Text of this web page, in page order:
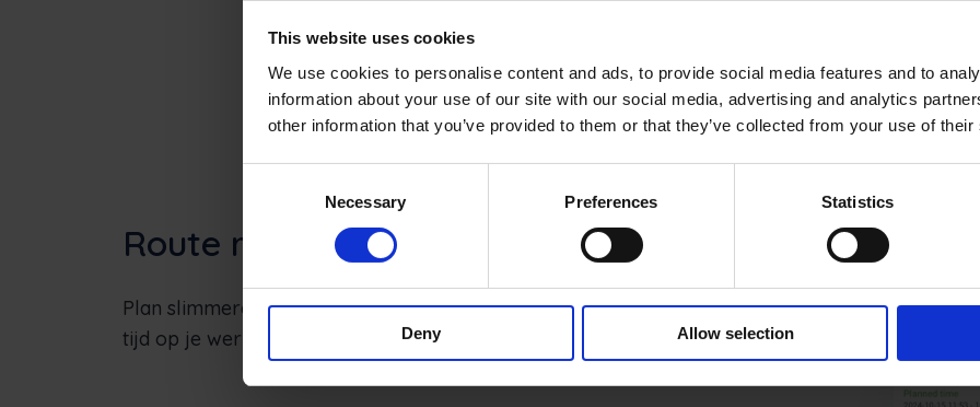
This website uses cookies
We use cookies to personalise content and ads, to provide social media features and to
information about your use of our site with our social media, advertising and analytics
other information that you’ve provided to them or that they’ve collected from your use of
Necessary Preferences Statistics
Deny Allow selection
Route rechts
Plan slimmere routes, bespaar op brandstofkosten en kom op
tijd op je werk. Klanten zullen denken dat je helderziend bent.